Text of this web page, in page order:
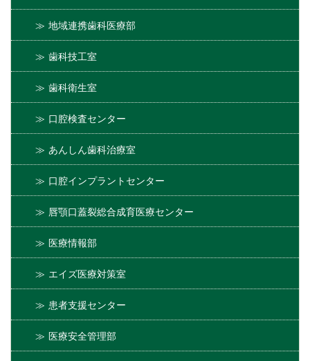
地域連携歯科医療部
歯科技工室
歯科衛生室
口腔検査センター
あんしん歯科治療室
口腔インプラントセンター
唇顎口蓋裂総合成育医療センター
医療情報部
エイズ医療対策室
患者支援センター
医療安全管理部